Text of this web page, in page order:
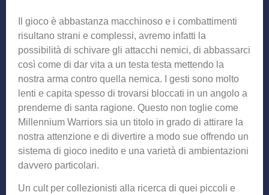
Il gioco è abbastanza macchinoso e i combattimenti
risultano strani e complessi, avremo infatti la
possibilità di schivare gli attacchi nemici, di abbassarci
così come di dar vita a un testa testa mettendo la
nostra arma contro quella nemica. I gesti sono molto
lenti e capita spesso di trovarsi bloccati in un angolo a
prenderne di santa ragione. Questo non toglie come
Millennium Warriors sia un titolo in grado di attirare la
nostra attenzione e di divertire a modo sue offrendo un
sistema di gioco inedito e una varietà di ambientazioni
davvero particolari.
Un cult per collezionisti alla ricerca di quei piccoli e